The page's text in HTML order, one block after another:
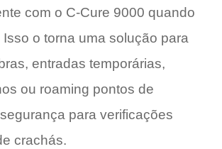
com o C-Cure 9000 quando
o torna uma solução para
entradas temporárias,
ou roaming pontos de
para verificações
crachás.